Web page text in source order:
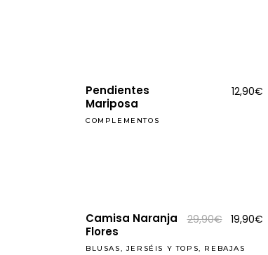
Pendientes
Mariposa
12,90€
COMPLEMENTOS
REBAJAS
Camisa Naranja
Flores
29,90€ El
precio
era:
19,90€El
BLUSAS, JERSÉIS Y TOPS, REBAJAS